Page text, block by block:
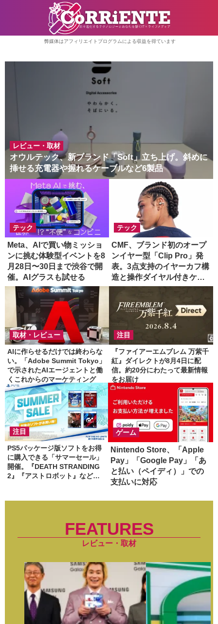
弊媒体はアフィリエイトプログラムによる収益を得ています
Meta、AIで買い物ミッショ
ンに挑む体験型イベントを8
月28日〜30日まで渋谷で開
催。AIグラスも試せる
CMF、ブランド初のオープ
ンイヤー型「Clip Pro」発
表。3点支持のイヤーカフ構
造と操作ダイヤル付きケー
スを採用
オウルテック、新ブランド「Soft」立ち上げ。斜めに
挿せる充電器や握れるケーブルなど6製品
AIに作らせるだけでは終わらな
い。「Adobe Summit Tokyo」
で示されたAIエージェントと働
くこれからのマーケティング
『ファイアーエムブレム 万紫千
紅』ダイレクトが8月4日に配
信。約20分にわたって最新情報
をお届け
PS5パッケージ版ソフトをお得
に購入できる「サマーセール」
開催。『DEATH STRANDING
2』『アストロボット』など対
Nintendo Store、「Apple
Pay」「Google Pay」「あ
と払い（ペイディ）」での
支払いに対応
FEATURES